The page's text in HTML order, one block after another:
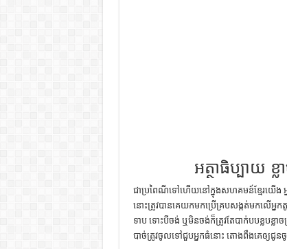
អត្ថាធិប្បាយ ខ្
ជា​ប្រពៃណី​ទៅ​ហើយ​នៅ​ក្នុង​សហគមន៍​ខ្មែរ​យើង
នោះ​ត្រូវ​បាន​គេ​យក​មក​ប្រើ​គ្រប​សង្កត់​មក​លើ​អ្ន
ទាប ទោះ​បី​ចង់ ឬ​មិន​ចង់​ក៏​ត្រូវ​តែ​បាក់​បប​ខ្លប​ខ្លា
បាច់​ត្រូវ​ចូល​ទៅ​ជួប​អ្នក​ធំ​នោះ តោង​ពឹង​គេ​ឲ្យ​ជូន​ចូ